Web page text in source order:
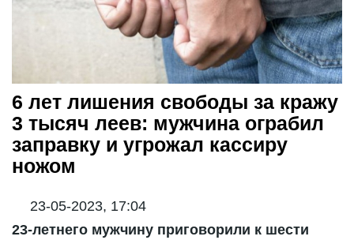
6 лет лишения свободы за кражу
3 тысяч леев: мужчина ограбил
заправку и угрожал кассиру
ножом
23-05-2023, 17:04
23-летнего мужчину приговорили к шести